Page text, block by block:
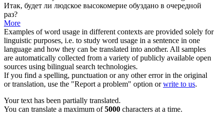
Итак, будет ли людское высокомерие обуздано в очередной
раз?
More
Examples of word usage in different contexts are provided solely for
linguistic purposes, i.e. to study word usage in a sentence in one
language and how they can be translated into another. All samples
are automatically collected from a variety of publicly available open
sources using bilingual search technologies.
If you find a spelling, punctuation or any other error in the original
or translation, use the "Report a problem" option orwrite to us.
Your text has been partially translated.
You can translate a maximum of5000 characters at a time.